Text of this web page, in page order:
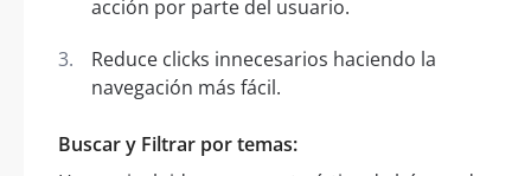
acción por parte del usuario.
Reduce clicks innecesarios haciendo la
navegación más fácil.
Buscar y Filtrar por temas: